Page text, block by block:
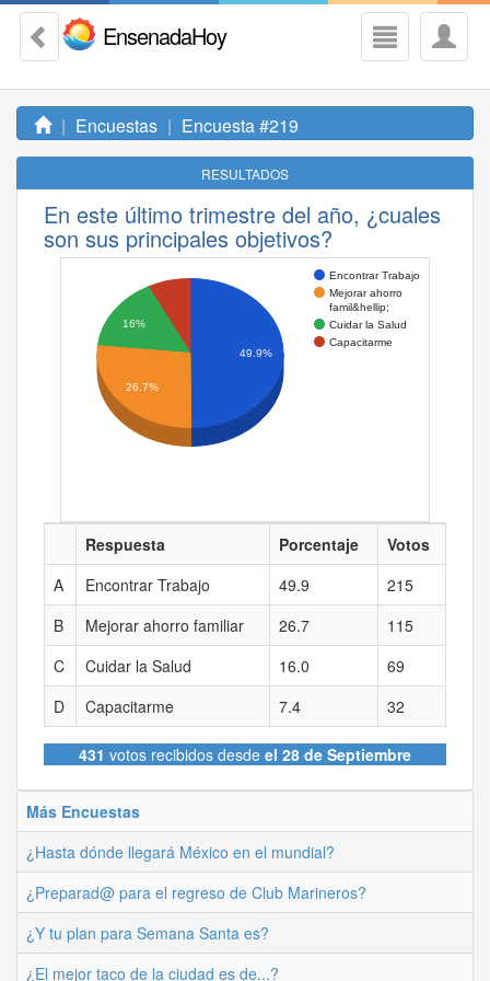
EnsenadaHoy
Encuestas Encuesta #219
RESULTADOS
En este último trimestre del año, ¿cuales
son sus principales objetivos?
Encontrar Trabajo
Mejorar ahorro
famil&hellip;
Cuidar la Salud
Capacitarme
49.9%
16%
26.7%
Respuesta Porcentaje
Votos
A
Encontrar Trabajo 49.9
215
B
Mejorar ahorro familiar 26.7
115
C
Cuidar la Salud 16.0
69
D
Capacitarme 7.4 32
431 votos recibidos desde el 28 de Septiembre
Más Encuestas
¿Hasta dónde llegará México en el mundial?
¿Preparad@ para el regreso de Club Marineros?
¿Y tu plan para Semana Santa es?
¿El mejor taco de la ciudad es de...?